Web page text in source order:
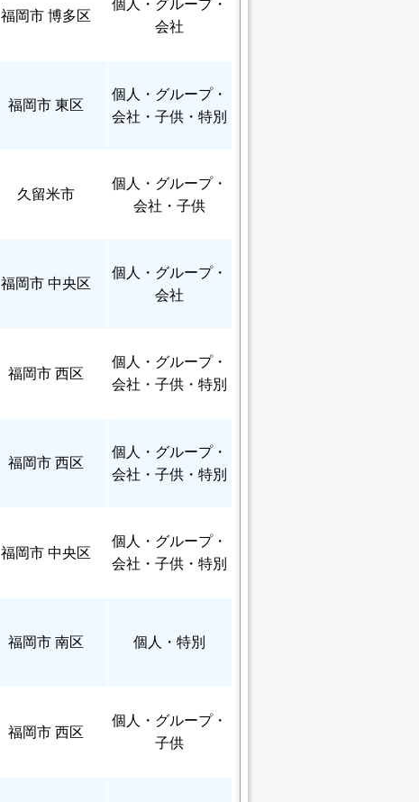
福岡市 博多区
個人
・グループ・
会社
福岡市 東区
個人
・グループ・
会社・子供・特別
久留米市
個人
・グループ・
会社・子供
福岡市 中央区
個人
・グループ・
会社
福岡市 西区
個人
・グループ・
会社・子供・特別
福岡市 西区
個人
・グループ・
会社・子供・特別
福岡市 中央区
個人
・グループ・
会社・子供・特別
福岡市 南区 個人 ・特別
福岡市 西区
個人
・グループ・
子供